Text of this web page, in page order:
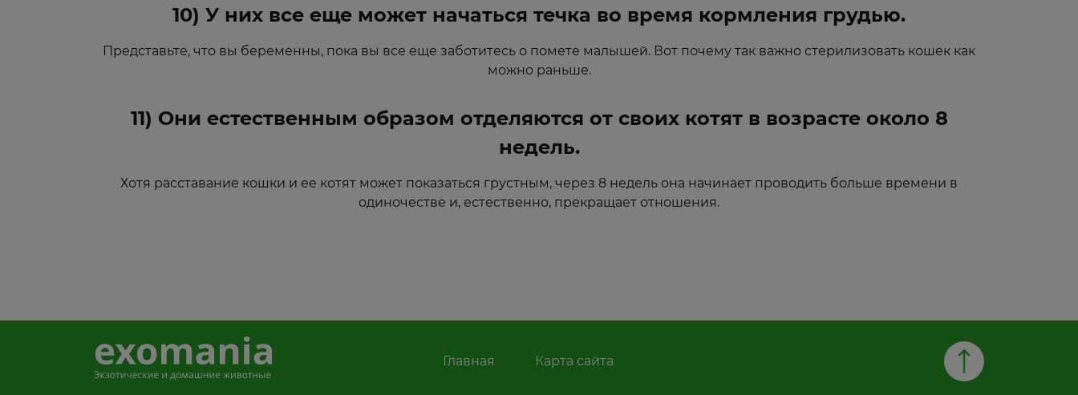
10) У них все еще может начаться течка во время кормления грудью.
Представьте, что вы беременны, пока вы все еще заботитесь о помете малышей. Вот почему так важно стерилизовать кошек как
можно раньше.
11) Они естественным образом отделяются от своих котят в возрасте около 8
недель.
Хотя расставание кошки и ее котят может показаться грустным, через 8 недель она начинает проводить больше времени в
одиночестве и, естественно, прекращает отношения.
Главная Карта сайта